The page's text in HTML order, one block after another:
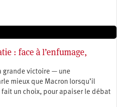
: face à l’enfumage,
grande victoire — une
mieux que Macron lorsqu’il
fait un choix, pour apaiser le débat